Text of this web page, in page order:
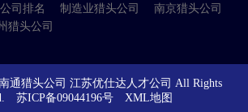
司排名 制造业猎头公司
南京猎头公司
猎头公司
通猎头公司 江苏优仕达人才公司 All Rights
苏ICP备09044196号 XML地图